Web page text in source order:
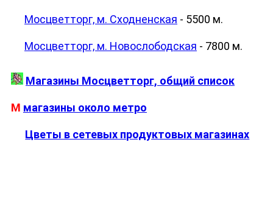
Мосцветторг, м. Сходненская - 5500 м.
Мосцветторг, м. Новослободская - 7800 м.
Магазины Мосцветторг, общий список
М магазины около метро
Цветы в сетевых продуктовых магазинах